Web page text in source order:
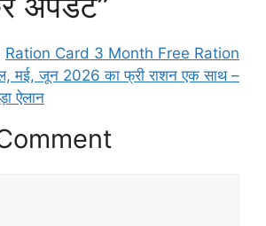
Ration Card 3 Month Free Ration
मई, जून 2026 का फ्री राशन एक साथ –
ऐलान